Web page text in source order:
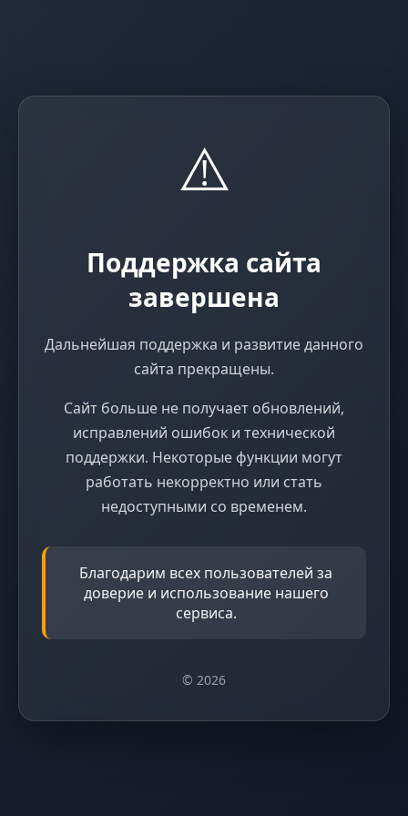
⚠️
Поддержка сайта
завершена
Дальнейшая поддержка и развитие данного
сайта прекращены.
Сайт больше не получает обновлений,
исправлений ошибок и технической
поддержки. Некоторые функции могут
работать некорректно или стать
недоступными со временем.
Благодарим всех пользователей за
доверие и использование нашего
сервиса.
© 2026